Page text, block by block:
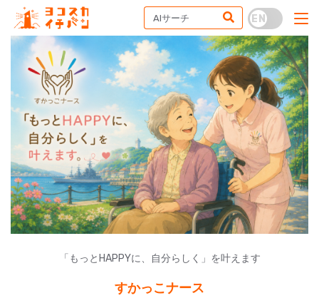
「もっとHAPPYに、自分らしく」を叶えます
すかっこナース